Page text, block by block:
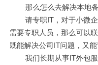
那么怎么去解决本地备
请专职IT，对于小微企
需要专职人员，那么可以
既能解决公司IT问题，又能
我们长期从事IT外包服